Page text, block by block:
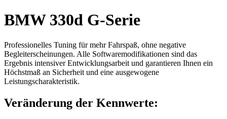
BMW 330d G-Serie
Professionelles Tuning für mehr Fahrspaß, ohne negative
Begleiterscheinungen. Alle Softwaremodifikationen sind das
Ergebnis intensiver Entwicklungsarbeit und garantieren Ihnen ein
Höchstmaß an Sicherheit und eine ausgewogene
Leistungscharakteristik.
Veränderung der Kennwerte: